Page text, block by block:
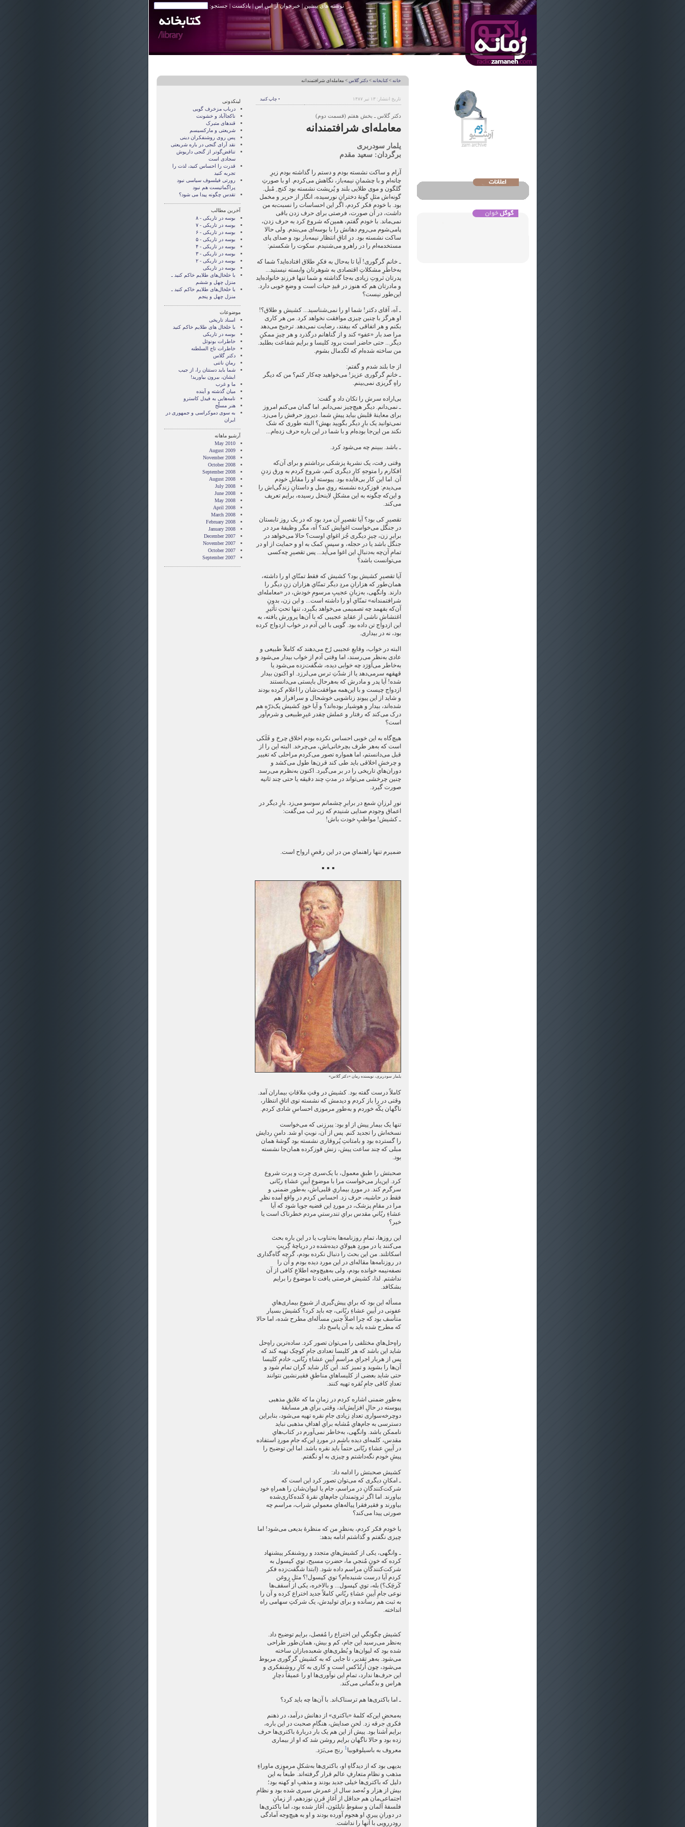
نوشته های پیشین | خبرخوان آر اس اس|پادکست | جستجو:
خانه >کتابخانه >دکتر گلاس > معامله‌ای شرافتمندانه
تاریخ انتشار: ۱۳ تیر ۱۳۸۷ • چاپ کنید
دکتر گلاس ـ بخش هفتم (قسمت دوم)
معامله‌ای شرافتمندانه
یلمار سودربری
برگردان: سعید مقدم
آرام و ساکت نشسته بودم و دستم را گذاشته بودم زیرِ
چانه‌ام و با چشمانِ نیمه‌باز، نگاهش می‌کردم. او با صورتِ
گلگون و موی طلایی بلند و پُرپشت نشسته بود کنج ِ مُبل.
گونه‌اش مثلِ گونۀ دخترانِ نورسیده، انگار از حریر و مخمل
بود. با خودم فکر کردم، اگر این احساسات را نسبت‌به من
داشت، در آن صورت، فرصتی برای حرف زدن باقی
نمی‌ماند. با خودم گفتم، همین‌که شروع کرد به حرف زدن،
پامی‌شوم می‌روم دهانش را با بوسه‌ای می‌بندم. ولی حالا
ساکت نشسته بود. درِ اتاقِ انتظار نیمه‌باز بود و صدای پای
مستخدمه‌ام را در راهرو می‌شنیدم. سکوت را شکستم:
ـ خانمِ گرگوری! آیا تا به‌حال به فکرِ طلاق افتاده‌اید؟ شما که
به‌خاطرِ مشکلاتِ اقتصادی به شوهرتان وابسته نیستید...
پدرتان ثروتِ زیادی به‌جا گذاشته و شما تنها فرزندِ خانواده‌اید
و مادرتان هم که هنوز در قیدِ حیات است و وضعِ خوبی دارد.
این‌طور نیست؟
ـ آه، آقای دکتر! شما او را نمی‌شناسید... کشیش و طلاق؟!
او هرگز با چنین چیزی موافقت نخواهد کرد. من هر کاری
بکنم و هر اتفاقی که بیفتد، رضایت نمی‌دهد. ترجیح می‌دهد
مرا صد بار «عفو» کند و از گناهانم درگذرد و هر چیزِ ممکنِ
دیگر... حتی حاضر است برود کلیسا و برایم شفاعت بطلبد.
من ساخته شده‌ام که لگدمال بشوم.
از جا بلند شدم و گفتم:
ـ خانمِ گرگوری عزیز! می‌خواهید چه‌کار کنم؟ من که دیگر
راهِ گریزی نمی‌بینم.
بی‌اراده سرش را تکان داد و گفت:
ـ نمی‌دانم. دیگر هیچ‌چیز نمی‌دانم. اما گمان می‌کنم امروز
برای معاینۀ قلبش بیاید پیشِ شما. دیروز حرفش را می‌زد.
نمی‌توانید یک بارِ دیگر بگویید بهش؟ البته طوری که شک
نکند من این‌جا بوده‌ام و با شما در این باره حرف زده‌ام...
ـ باشد. ببینم چه می‌شود کرد.
وقتی رفت، یک نشریۀ پزشکی برداشتم و برای آن‌که
افکارم را متوجهِ کارِ دیگری کنم، شروع کردم به ورق زدنِ
آن. اما این کار بی‌فایده بود. پیوسته او را مقابلِ خودم
می‌دیدم: قوزکرده نشسته رویِ مبل و داستانِ زندگی‌اش را
و این‌که چگونه به این مشکلِ لاینحل رسیده، برایم تعریف
می‌کند.
تقصیرِ کی بود؟ آیا تقصیرِ آن مرد بود که در یک روز تابستان
در جنگل می‌خواست اغوایش کند؟ آه، مگر وظیفۀ مرد در
برابرِ زن، چیزِ دیگری جُز اغوایِ اوست؟ حالا می‌خواهد در
جنگل باشد یا در حجله، و سپس کمک به او و حمایت از او در
تمامِ آن‌چه به‌دنبالِ این اغوا می‌آید... پس تقصیرِ چه‌کسی
می‌توانست باشد؟
آیا تقصیرِ کشیش بود؟ کشیش که فقط تمنّایِ او را داشته،
همان‌طور که هزارانِ مردِ دیگر تمنّایِ هزاران زنِ دیگر را
دارند. وانگهی، به‌زبانِ عجیبِ مرسومِ خودش، در «معامله‌ای
شرافتمندانه» تمنّایِ او را داشته است... و این زن، بدونِ
آن‌که بفهمد چه تصمیمی می‌خواهد بگیرد، تنها تحتِ تأثیرِ
اغتشاشِ ناشی از عقایدِ عجیبی که با آن‌ها پرورش یافته، به
این ازدواج تن داده بود. گویی با این آدم در خواب ازدواج کرده
بود، نه در بیداری.
البته در خواب، وقایعِ عجیبی رُخ می‌دهند که کاملاً طبیعی و
عادی به‌نظر می‌رسند، اما وقتی آدم از خواب بیدار می‌شود و
به‌خاطر می‌آوَرَد چه خوابی دیده، شگفت‌زده می‌شود یا
قهقهه سرمی‌دهد یا از شدّتِ ترس می‌لرزد. او اکنون بیدار
شده! آیا پدر و مادرش که به‌هرحال بایستی می‌دانستند
ازدواج چیست و با این‌همه موافقت‌شان را اعلام کرده بودند
و شاید از این پیوندِ زناشویی خوشحال و سرافراز هم
شده‌اند، بیدار و هوشیار بوده‌اند؟ و آیا خودِ کشیش یک‌ذرّه هم
درک می‌کند که رفتار و عملش چقدر غیرِطبیعی و شرم‌آور
است؟
هیچ‌گاه به این خوبی احساس نکرده بودم اخلاق چرخ و فَلَکی
است که به‌هر طرف بچرخانی‌اش، می‌چرخد. البته این را از
قبل می‌دانستم، اما همواره تصور می‌کردم مراحلی که تغییر
و چرخشِ اخلاقی باید طی کند قرن‌ها طول می‌کشد و
دوران‌هایِ تاریخی را در بر می‌گیرد. اکنون به‌نظرم می‌رسد
چنین چرخشی می‌تواند در مدتِ چند دقیقه یا حتی چند ثانیه
صورت گیرد.
نورِ لرزانِ شمع در برابرِ چشمانم سوسو می‌زد. بارِ دیگر در
اعماق وجودم صدایی شنیدم که زیر لب می‌گفت:
ـ کشیش! مواظبِ خودت باش!
ضمیرم تنها راهنمایِ من در این رقصِ ارواح است.
▪ ▪ ▪
یلمار سودربری، نویسنده رمان «دکتر گلاس»
کاملاً درست گفته بود. کشیش در وقتِ ملاقاتِ بیماران آمد.
وقتی در را باز کردم و دیدمش که نشسته توی اتاقِ انتظار،
ناگهان یکّه خوردم و به‌طورِ مرموزی احساسِ شادی کردم.
تنها یک بیمار پیش از او بود: پیرزنی که می‌خواست
نسخه‌اش را تجدید کنم. پس از آن، نوبتِ او شد. دامنِ ردایش
را گسترده بود و بامتانتِ پُروقاری نشسته بود گوشۀ همان
مبلی که چند ساعت پیش، زنش قوزکرده همان‌جا نشسته
بود.
صحبتش را طبقِ معمول، با یک‌سری چرت و پرت شروع
کرد. این‌بار می‌خواست مرا با موضوعِ آیینِ عشاءِ ربّانی
سرگرم کند. در موردِ بیماریِ قلبی‌اش، به‌طورِ ضمنی و
فقط در حاشیه، حرف زد. احساس کردم در واقع آمده نظرِ
مرا در مقامِ پزشک، در موردِ این قضیه جویا شود که آیا
عشاءِ ربّانیِ مقدس برایِ تندرستیِ مردم خطرناک است یا
خیر؟
این روزها، تمامِ روزنامه‌ها به‌تناوب یا در این باره بحث
می‌کنند یا در موردِ هیولایِ دیده‌شده در دریاچۀ گِریتِ
اسکاتلند. من این بحث را دنبال نکرده بودم، گرچه گاه‌گداری
در روزنامه‌ها مقاله‌ای در این مورد دیده بودم و آن را
نصفه‌نیمه خوانده بودم، ولی به‌هیچ‌وجه اطلاعِ کافی از آن
نداشتم. لذا، کشیش فرصتی یافت تا موضوع را برایم
بشکافد.
مسأله این بود که برایِ پیش‌گیری از شیوعِ بیماری‌هایِ
عفونی در آیینِ عشاءِ ربّانی، چه باید کرد؟ کشیش بسیار
متأسف بود که چرا اصلاً چنین مسأله‌ای مطرح شده، اما حالا
که مطرح شده باید به آن پاسخ داد.
راهِ‌حل‌هایِ مختلفی را می‌توان تصور کرد. ساده‌ترین راهِ‌حل
شاید این باشد که هر کلیسا تعدادی جامِ کوچک تهیه کند که
پس از هربار اجرایِ مراسمِ آیینِ عشاءِ ربّانی، خادمِ کلیسا
آن‌ها را بشوید و تمیز کند. این کار شاید گران تمام شود و
حتی شاید بعضی از کلیساهایِ مناطقِ فقیرنشین نتوانند
تعدادِ کافی جامِ نُقره تهیه کنند.
به‌طورِ ضمنی اشاره کردم در زمانِ ما که علایقِ مذهبی
پیوسته در حالِ افزایش‌اند، وقتی برایِ هر مسابقۀ
دوچرخه‌سواری تعدادِ زیادی جامِ نقره تهیه می‌شود، بنابراین
دسترسی به جام‌هایِ مُشابه برایِ اهدافِ مذهبی نباید
ناممکن باشد. وانگهی، به‌خاطر نمی‌آورم در کتاب‌هایِ
مقدس، کلمه‌ای دیده باشم در موردِ این‌که جامِ موردِ استفاده
در آیینِ عشاءِ ربّانی حتماً باید نقره باشد. اما این توضیح را
پیشِ خودم نگه‌داشتم و چیزی به او نگفتم.
کشیش صحبتش را ادامه داد:
ـ امکانِ دیگری که می‌توان تصور کرد این است که
شرکت‌کنندگانِ در مراسم، جام یا لیوان‌شان را همراهِ خود
بیاورند. اما اگر ثروتمندان جام‌هایِ نقرۀ کَنده‌کاری‌شده
بیاورند و فقیرفقرا پیاله‌هایِ معمولیِ شراب، مراسم چه
صورتی پیدا می‌کند؟
با خودم فکر کردم، به‌نظرِ من که منظرۀ بدیعی می‌شود! اما
چیزی نگفتم و گذاشتم ادامه بدهد:
ـ وانگهی، یکی از کشیش‌هایِ متجدد و روشنفکر پیشنهاد
کرده که خونِِ مُنجیِ ما، حضرتِ مسیح، تویِ کپسول به
شرکت‌کنندگانِ مراسم داده شود. (ابتدا شگفت‌زده فکر
کردم آیا درست شنیده‌ام؟ تویِ کپسول!؟ مثلِ روغن
کَرچَک؟) بله، تویِ کپسول... و بالاخره، یکی از اُسقف‌ها
نوعی جامِ آیینِ عشاءِ ربّانیِ کاملاً جدید اختراع کرده و آن را
به ثبت هم رسانده و برای تولیدش، یک شرکتِ سهامی راه
انداخته.
کشیش چگونگیِ این اختراع را مُفصل، برایم توضیح داد.
به‌نظر می‌رسید این جام، کم و بیش، همان‌طور طراحی
شده بود که لیوان‌ها و بُطری‌هایِ شعبده‌بازان ساخته
می‌شود. به‌هر تقدیر، تا جایی که به کشیش گرگوری مربوط
می‌شود، چون اُرتُدُکس است و کاری به کارِ روشنفکری و
این حرف‌ها ندارد، تمامِ این نوآوری‌ها او را عمیقاً دچارِ
هراس و بدگمانی می‌کند.
ـ اما باکتری‌ها هم ترسناک‌اند. با آن‌ها چه باید کرد؟
به‌محضِ این‌که کلمۀ «باکتری» از دهانش درآمد، در ذهنم
فکری جرقه زد. لحنِ صدایش، هنگامِ صحبت در این باره،
برایم آشنا بود. پیش از این هم یک بار دربارۀ باکتری‌ها حرف
زده بود و حالا ناگهان برایم روشن شد که او از بیماری
معروف به باسیلوفوبیا1 رنج می‌بَرَد.
بدیهی بود که از دیدگاهِ او، باکتری‌ها به‌شکلِ مرموزی ماوراءِ
مذهب و نظامِ متعارفِ عالم قرار گرفته‌اند. طبعاً به این
دلیل که باکتری‌ها خیلی جدید بودند و مذهبِ او کهنه بود؛
بیش از هزار و نُه‌صد سال از عمرش سپری شده بود و نظامِ
اجتماعی‌مان هم حداقل از آغازِ قرنِ نوزدهم، از زمانِ
فلسفۀ آلمان و سقوطِ ناپلئون، آغاز شده بود، اما باکتری‌ها
در دورانِ پیریِ او هجوم آورده بودند و او به هیچ‌وجه آمادگی
رودررویی با آنها را نداشت.
لینکدونی
درباب مزخرف گویی
ناکجاآباد و خشونت
قندهای متبرک
شریعتی و مارکسیسم
پس روی روشنفکران دینی
نقد آرای گنجی در باره شریعتی
تناقض‌گوتر از گنجی داريوش
سجادی است
قدرت را احساس کنید، لذت را
تجربه کنید
رورتی فيلسوف سياسی نبود
پراگماتيست هم نبود
تقدس چگونه پيدا می شود؟
آخرین مطالب
بوسه در تاریکی - ۸
بوسه در تاریکی - ۷
بوسه در تاریکی - ۶
بوسه در تاریکی - ۵
بوسه در تاریکی - ۴
بوسه در تاریکی - ۳
بوسه در تاریکی - ۲
بوسه در تاریکی
با خلخال‌های طلایم خاکم کنید ـ
منزل چهل و ششم
با خلخال‌های طلایم خاکم کنید ـ
منزل چهل و پنجم
موضوعات
اسناد تاریخی
با خلخال های طلایم خاکم کنید
بوسه در تاریکی
خاطرات بونوئل
خاطرات تاج السلطنه
دکتر گلاس
رمانِ ناتنی
شما بايد دستتان را، از جيب
ايشان، بيرون بياوريد!
ما و غرب
میان گذشته و آینده
نامه‌هایی به فیدل کاسترو
هنر مسلّح
‌به سوی دموکراسی و جمهوری در
ایران
آرشیو ماهانه
May 2010
August 2009
November 2008
October 2008
September 2008
August 2008
July 2008
June 2008
May 2008
April 2008
March 2008
February 2008
January 2008
December 2007
November 2007
October 2007
September 2007